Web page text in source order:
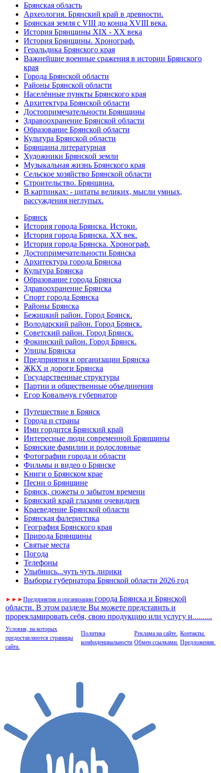
Брянская область
Археология. Брянский край в древности.
Брянская земля с VIII до конца XVIII века.
История Брянщины XIX - XX века
История Брянщины. Хронограф.
Геральдика Брянского края
Важнейшие военные сражения в истории Брянского
края
Города Брянской области
Районы Брянской области
Населённые пункты Брянского края
Архитектура Брянской области
Достопримечательности Брянщины
Здравоохранение Брянской области
Образование Брянской области
Культура Брянской области
Брянщина литературная
Художники Брянской земли
Музыкальная жизнь Брянского края
Сельское хозяйство Брянской области
Строительство. Брянщина.
В картинках: - цитаты великих, мысли умных,
рассуждения неглупых.
Брянск
История города Брянска. Истоки.
История города Брянска. XX век.
История города Брянска. Хронограф.
Достопримечательности Брянска
Архитектура города Брянска
Культура Брянска
Образование города Брянска
Здравоохранение Брянска
Спорт города Брянска
Районы Брянска
Бежицкий район. Город Брянск.
Володарский район. Город Брянск.
Советский район. Город Брянск.
Фокинский район. Город Брянск.
Улицы Брянска
Предприятия и организации Брянска
ЖКХ и дороги Брянска
Государственные структуры
Партии и общественные объединения
Егор Ковальчук губернатор
Путешествие в Брянск
Города и страны
Ими гордится Брянский край
Интересные люди современной Брянщины
Брянские фамилии и родословные
Фотографии города и области
Фильмы и видео о Брянске
Книги о Брянском крае
Песни о Брянщине
Брянск, сюжеты о забытом времени
Брянский край глазами очевидцев
Краеведение Брянской области
Брянская фалеристика
География Брянского края
Природа Брянщины
Святые места
Погода
Телефоны
Улыбнись...чуть чуть лирики
Выборы губернатора Брянской области 2026 год
► ► ►Предприятия и организации города Брянска и Брянской
области. В этом разделе Вы можете представить и
прорекламировать себя, свою продукцию или услугу и..........
Условия, на которых
предоставляются страницы
сайта.
Политика
конфиденциальности
Реклама на сайте.
Обмен ссылками.
Контакты.
Предложения.